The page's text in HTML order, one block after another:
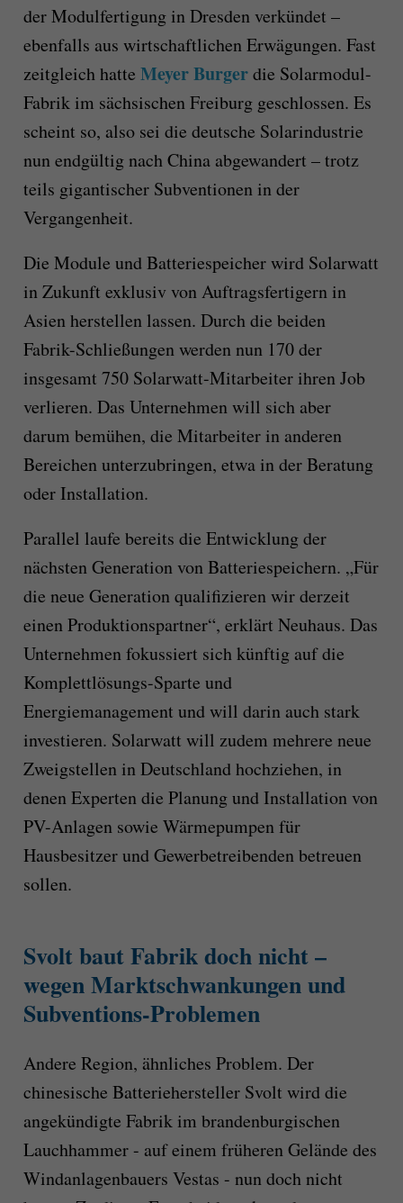
der Modulfertigung in Dresden verkündet –
ebenfalls aus wirtschaftlichen Erwägungen. Fast
zeitgleich hatte Meyer Burgerdie Solarmodul-
Fabrik im sächsischen Freiburg geschlossen. Es
scheint so, also sei die deutsche Solarindustrie
nun endgültig nach China abgewandert – trotz
teils gigantischer Subventionen in der
Vergangenheit.
Die Module und Batteriespeicher wird Solarwatt
in Zukunft exklusiv von Auftragsfertigern in
Asien herstellen lassen. Durch die beiden
Fabrik-Schließungen werden nun 170 der
insgesamt 750 Solarwatt-Mitarbeiter ihren Job
verlieren. Das Unternehmen will sich aber
darum bemühen, die Mitarbeiter in anderen
Bereichen unterzubringen, etwa in der Beratung
oder Installation.
Parallel laufe bereits die Entwicklung der
nächsten Generation von Batteriespeichern. „Für
die neue Generation qualifizieren wir derzeit
einen Produktionspartner“, erklärt Neuhaus. Das
Unternehmen fokussiert sich künftig auf die
Komplettlösungs-Sparte und
Energiemanagement und will darin auch stark
investieren. Solarwatt will zudem mehrere neue
Zweigstellen in Deutschland hochziehen, in
denen Experten die Planung und Installation von
PV-Anlagen sowie Wärmepumpen für
Hausbesitzer und Gewerbetreibenden betreuen
sollen.
Svolt baut Fabrik doch nicht –
wegen Marktschwankungen und
Subventions-Problemen
Andere Region, ähnliches Problem. Der
chinesische Batteriehersteller Svolt wird die
angekündigte Fabrik im brandenburgischen
Lauchhammer - auf einem früheren Gelände des
Windanlagenbauers Vestas - nun doch nicht